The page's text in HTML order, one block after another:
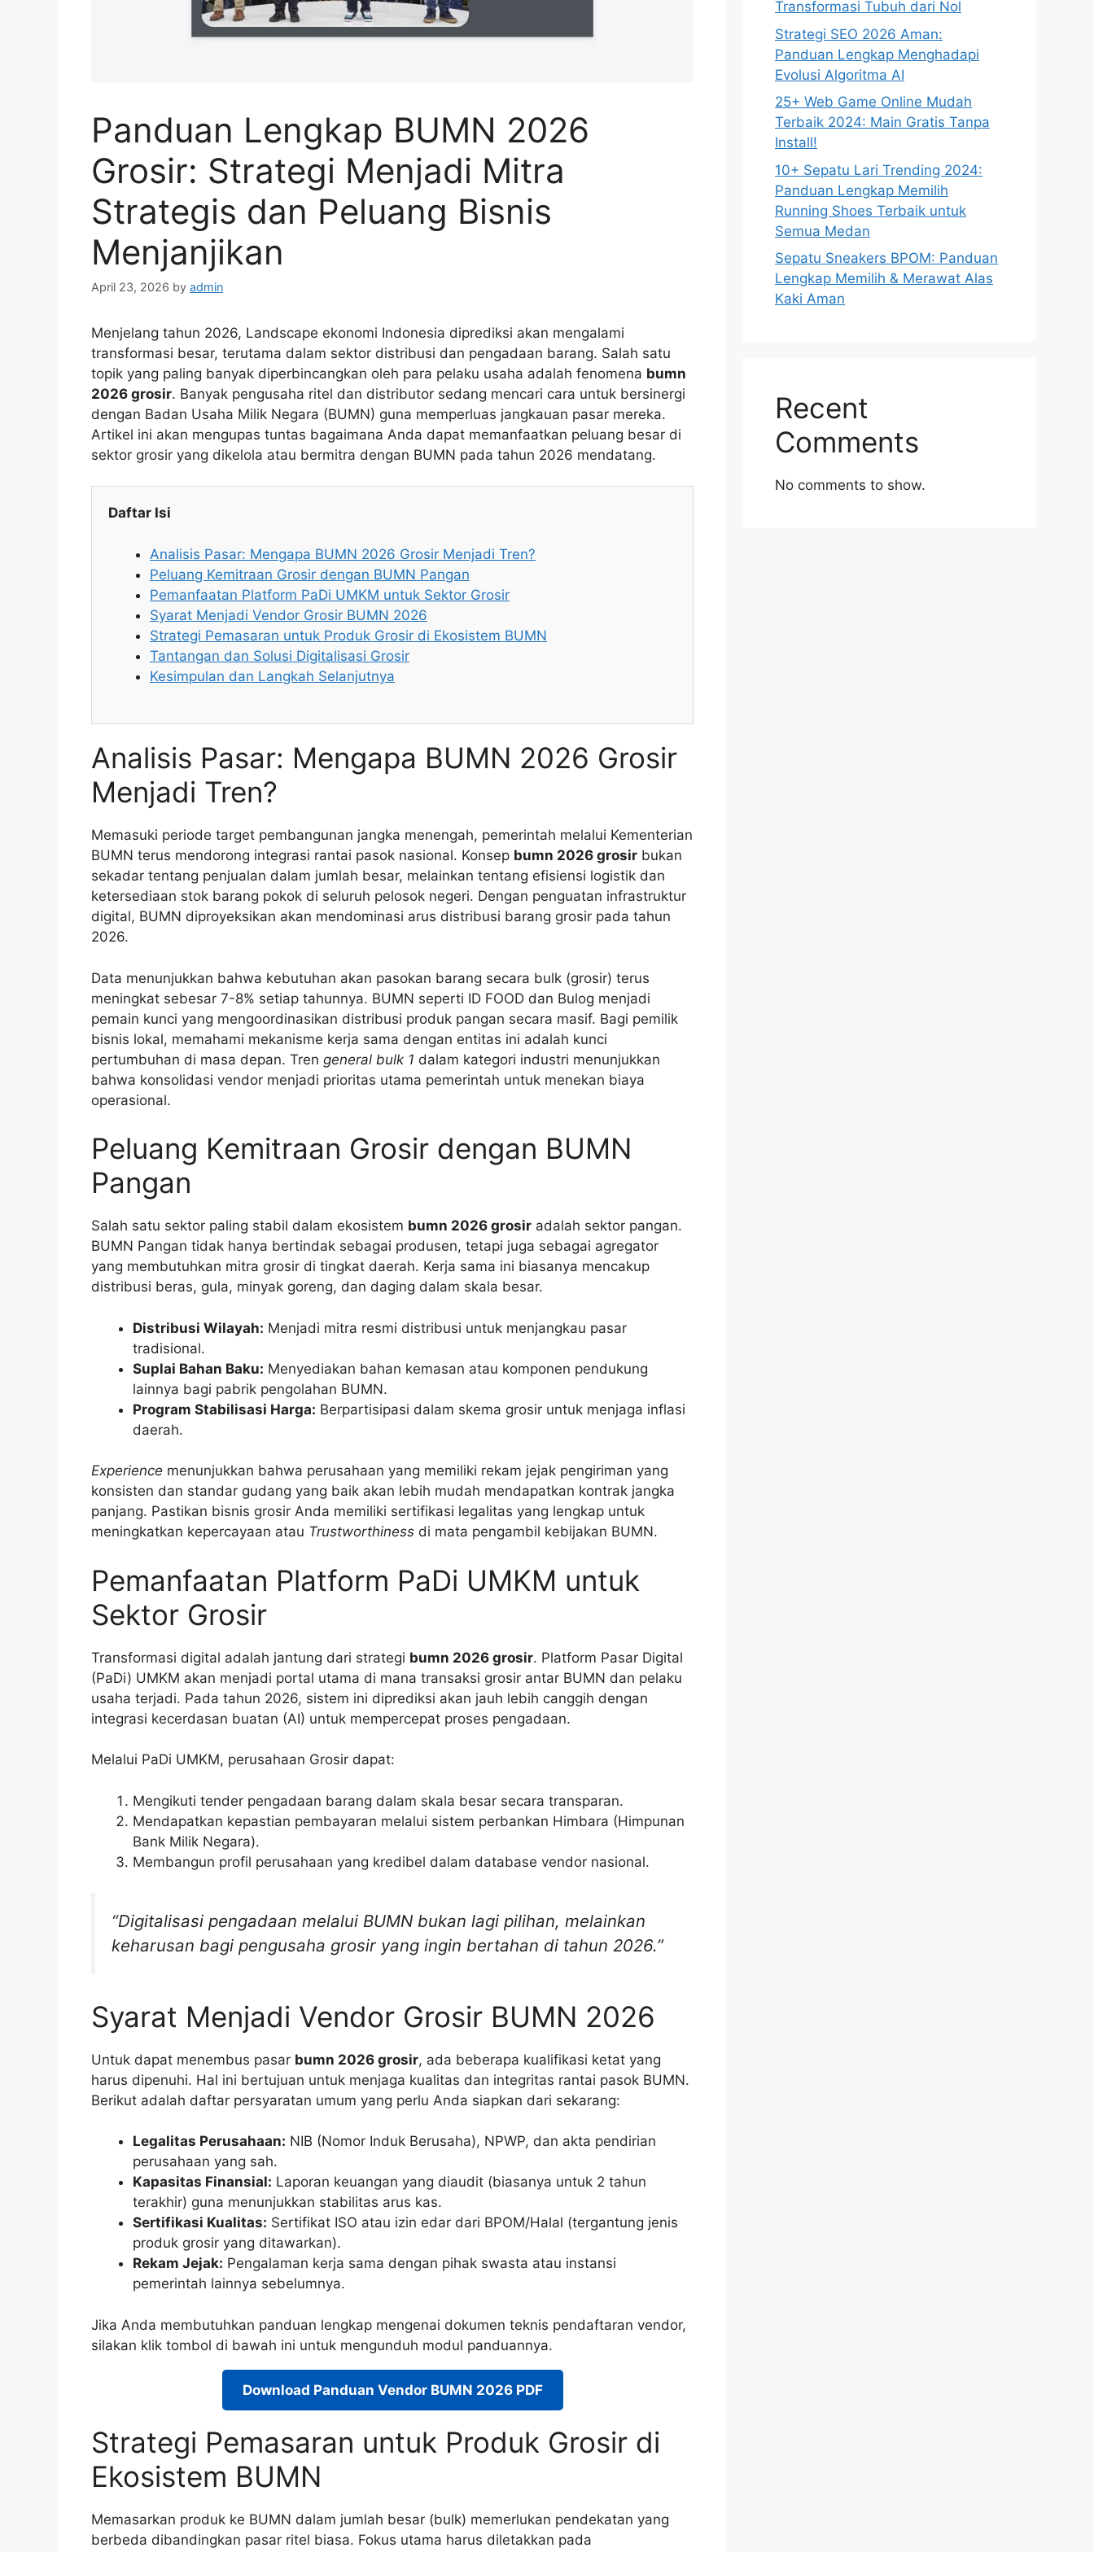
Panduan Lengkap BUMN 2026
Grosir: Strategi Menjadi Mitra
Strategis dan Peluang Bisnis
Menjanjikan
April 23, 2026 by admin
Menjelang tahun 2026, Landscape ekonomi Indonesia diprediksi akan mengalami
transformasi besar, terutama dalam sektor distribusi dan pengadaan barang. Salah satu
topik yang paling banyak diperbincangkan oleh para pelaku usaha adalah fenomena bumn
2026 grosir. Banyak pengusaha ritel dan distributor sedang mencari cara untuk bersinergi
dengan Badan Usaha Milik Negara (BUMN) guna memperluas jangkauan pasar mereka.
Artikel ini akan mengupas tuntas bagaimana Anda dapat memanfaatkan peluang besar di
sektor grosir yang dikelola atau bermitra dengan BUMN pada tahun 2026 mendatang.
Daftar Isi
Analisis Pasar: Mengapa BUMN 2026 Grosir Menjadi Tren?
Peluang Kemitraan Grosir dengan BUMN Pangan
Pemanfaatan Platform PaDi UMKM untuk Sektor Grosir
Syarat Menjadi Vendor Grosir BUMN 2026
Strategi Pemasaran untuk Produk Grosir di Ekosistem BUMN
Tantangan dan Solusi Digitalisasi Grosir
Kesimpulan dan Langkah Selanjutnya
Analisis Pasar: Mengapa BUMN 2026 Grosir
Menjadi Tren?
Memasuki periode target pembangunan jangka menengah, pemerintah melalui Kementerian
BUMN terus mendorong integrasi rantai pasok nasional. Konsep bumn 2026 grosir bukan
sekadar tentang penjualan dalam jumlah besar, melainkan tentang efisiensi logistik dan
ketersediaan stok barang pokok di seluruh pelosok negeri. Dengan penguatan infrastruktur
digital, BUMN diproyeksikan akan mendominasi arus distribusi barang grosir pada tahun
2026.
Data menunjukkan bahwa kebutuhan akan pasokan barang secara bulk (grosir) terus
meningkat sebesar 7-8% setiap tahunnya. BUMN seperti ID FOOD dan Bulog menjadi
pemain kunci yang mengoordinasikan distribusi produk pangan secara masif. Bagi pemilik
bisnis lokal, memahami mekanisme kerja sama dengan entitas ini adalah kunci
pertumbuhan di masa depan. Tren general bulk 1 dalam kategori industri menunjukkan
bahwa konsolidasi vendor menjadi prioritas utama pemerintah untuk menekan biaya
operasional.
Peluang Kemitraan Grosir dengan BUMN
Pangan
Salah satu sektor paling stabil dalam ekosistem bumn 2026 grosir adalah sektor pangan.
BUMN Pangan tidak hanya bertindak sebagai produsen, tetapi juga sebagai agregator
yang membutuhkan mitra grosir di tingkat daerah. Kerja sama ini biasanya mencakup
distribusi beras, gula, minyak goreng, dan daging dalam skala besar.
Distribusi Wilayah: Menjadi mitra resmi distribusi untuk menjangkau pasar
tradisional.
Suplai Bahan Baku: Menyediakan bahan kemasan atau komponen pendukung
lainnya bagi pabrik pengolahan BUMN.
Program Stabilisasi Harga: Berpartisipasi dalam skema grosir untuk menjaga inflasi
daerah.
Experience menunjukkan bahwa perusahaan yang memiliki rekam jejak pengiriman yang
konsisten dan standar gudang yang baik akan lebih mudah mendapatkan kontrak jangka
panjang. Pastikan bisnis grosir Anda memiliki sertifikasi legalitas yang lengkap untuk
meningkatkan kepercayaan atau Trustworthiness di mata pengambil kebijakan BUMN.
Pemanfaatan Platform PaDi UMKM untuk
Sektor Grosir
Transformasi digital adalah jantung dari strategi bumn 2026 grosir. Platform Pasar Digital
(PaDi) UMKM akan menjadi portal utama di mana transaksi grosir antar BUMN dan pelaku
usaha terjadi. Pada tahun 2026, sistem ini diprediksi akan jauh lebih canggih dengan
integrasi kecerdasan buatan (AI) untuk mempercepat proses pengadaan.
Melalui PaDi UMKM, perusahaan Grosir dapat:
Mengikuti tender pengadaan barang dalam skala besar secara transparan.
Mendapatkan kepastian pembayaran melalui sistem perbankan Himbara (Himpunan
Bank Milik Negara).
Membangun profil perusahaan yang kredibel dalam database vendor nasional.
“Digitalisasi pengadaan melalui BUMN bukan lagi pilihan, melainkan
keharusan bagi pengusaha grosir yang ingin bertahan di tahun 2026.”
Syarat Menjadi Vendor Grosir BUMN 2026
Untuk dapat menembus pasar bumn 2026 grosir, ada beberapa kualifikasi ketat yang
harus dipenuhi. Hal ini bertujuan untuk menjaga kualitas dan integritas rantai pasok BUMN.
Berikut adalah daftar persyaratan umum yang perlu Anda siapkan dari sekarang:
Legalitas Perusahaan: NIB (Nomor Induk Berusaha), NPWP, dan akta pendirian
perusahaan yang sah.
Kapasitas Finansial: Laporan keuangan yang diaudit (biasanya untuk 2 tahun
terakhir) guna menunjukkan stabilitas arus kas.
Sertifikasi Kualitas: Sertifikat ISO atau izin edar dari BPOM/Halal (tergantung jenis
produk grosir yang ditawarkan).
Rekam Jejak: Pengalaman kerja sama dengan pihak swasta atau instansi
pemerintah lainnya sebelumnya.
Jika Anda membutuhkan panduan lengkap mengenai dokumen teknis pendaftaran vendor,
silakan klik tombol di bawah ini untuk mengunduh modul panduannya.
Download Panduan Vendor BUMN 2026 PDF
Strategi Pemasaran untuk Produk Grosir di
Ekosistem BUMN
Memasarkan produk ke BUMN dalam jumlah besar (bulk) memerlukan pendekatan yang
berbeda dibandingkan pasar ritel biasa. Fokus utama harus diletakkan pada
Transformasi Tubuh dari Nol
Strategi SEO 2026 Aman:
Panduan Lengkap Menghadapi
Evolusi Algoritma AI
25+ Web Game Online Mudah
Terbaik 2024: Main Gratis Tanpa
Install!
10+ Sepatu Lari Trending 2024:
Panduan Lengkap Memilih
Running Shoes Terbaik untuk
Semua Medan
Sepatu Sneakers BPOM: Panduan
Lengkap Memilih & Merawat Alas
Kaki Aman
Recent
Comments
No comments to show.